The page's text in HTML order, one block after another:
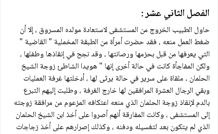
الفصل الثاني عشر :
حاول الطبيب الخروج من المستشفى لاستعادة مولده المسروق ، إلا أن
ضغط العمل منعه ، فقد حضرت أمرأة من الطبقة المخملية " القاضية "
التي يعرفها من قبل بحزمها ورصانتها ، وقد نجح في إنقاذها وطفلها ،
ولكن المفاجأة كانت في حالة أخرى إنها " هويدا الشاطئ زوجة الشيخ
الحلمان ، ملقاة على سرير في حالة يرثى لها ، أدخلتها غرفة العمليات
وبقي الرجال العشرة المرافقين لها خارج الغرفة ، وطلبت إليهم التبرع
بالدم لإنقاذ زوجة الحلمان الذي منعه اعتكافه المزعوم من مرافقة زوجته
إلى المستشفى ، وكانت المفارقة أنهم أصروا على أخذ ابن الشيخ الحلمان
الذي لم يتكون بعد لتغسيله ودفنه ، وكذلك إصرارهم على أخذ زجاجات